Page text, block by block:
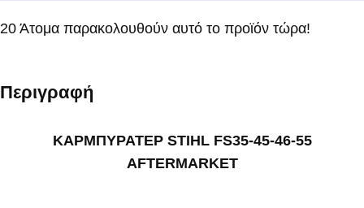
20 Άτομα παρακολουθούν αυτό το προϊόν τώρα!
Περιγραφή
ΚΑΡΜΠΥΡΑΤΕΡ STIHL FS35-45-46-55
AFTERMARKET